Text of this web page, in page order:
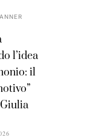
l’idea
il